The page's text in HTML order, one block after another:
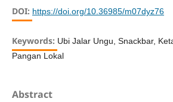
DOI: https://doi.org/10.36985/m07dyz76
Keywords: Ubi Jalar Ungu, Snackbar,
Pangan Lokal
Abstract